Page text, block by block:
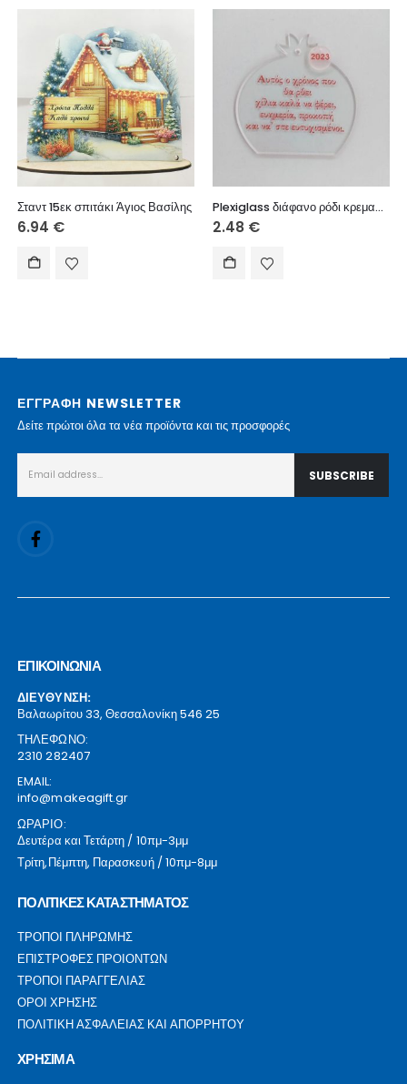
Σταντ 15εκ σπιτάκι Άγιος Βασίλης
6.94 €
Plexiglass διάφανο ρόδι κρεμαστό με ευχή 8 εκ.
2.48 €
ΕΓΓΡΑΦΗ NEWSLETTER
Δείτε πρώτοι όλα τα νέα προϊόντα και τις προσφορές
ΕΠΙΚΟΙΝΩΝΙΑ
ΔΙΕΥΘΥΝΣΗ:
Βαλαωρίτου 33, Θεσσαλονίκη 546 25
ΤΗΛΕΦΩΝΟ:
2310 282407
EMAIL:
info@makeagift.gr
ΩΡΑΡΙΟ:
Δευτέρα και Τετάρτη / 10πμ-3μμ
Τρίτη,Πέμπτη, Παρασκευή / 10πμ-8μμ
ΠΟΛΙΤΙΚΕΣ ΚΑΤΑΣΤΗΜΑΤΟΣ
ΤΡΟΠΟΙ ΠΛΗΡΩΜΗΣ
ΕΠΙΣΤΡΟΦΕΣ ΠΡΟΙΟΝΤΩΝ
ΤΡΟΠΟΙ ΠΑΡΑΓΓΕΛΙΑΣ
ΟΡΟΙ ΧΡΗΣΗΣ
ΠΟΛΙΤΙΚΗ ΑΣΦΑΛΕΙΑΣ ΚΑΙ ΑΠΟΡΡΗΤΟΥ
ΧΡΗΣΙΜΑ